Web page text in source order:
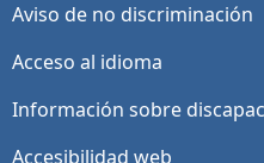
Aviso de no discriminación
Acceso al idioma
Información sobre
Accesibilidad web